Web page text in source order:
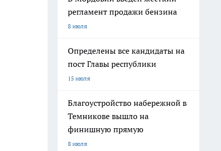
регламент продажи бензина
8 июля
Определены все кандидаты на
пост Главы республики
15 июля
Благоустройство набережной в
Темникове вышло на
финишную прямую
8 июля